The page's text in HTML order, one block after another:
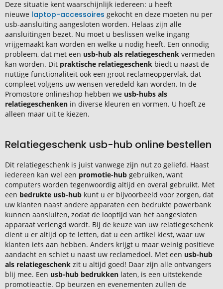
Deze situatie kent waarschijnlijk iedereen: u heeft
nieuwe laptop-accessoires gekocht en deze moeten nu per
usb-aansluiting aangesloten worden. Helaas zijn alle
aansluitingen bezet. Nu moet u beslissen welke ingang
vrijgemaakt kan worden en welke u nodig heeft. Een onnodig
probleem, dat met een usb-hub als relatiegeschenk vermeden
kan worden. Dit praktische relatiegeschenk biedt u naast de
nuttige functionaliteit ook een groot reclameoppervlak, dat
compleet volgens uw wensen veredeld kan worden. In de
Promostore onlineshop hebben we usb-hubs als
relatiegeschenken in diverse kleuren en vormen. U hoeft ze
alleen maar uit te kiezen.
Relatiegeschenk usb-hub online bestellen
Dit relatiegeschenk is juist vanwege zijn nut zo geliefd. Haast
iedereen kan wel een promotie-hub gebruiken, want
computers worden tegenwoordig altijd en overal gebruikt. Met
een bedrukte usb-hub kunt u er bijvoorbeeld voor zorgen, dat
uw klanten naast andere apparaten een bedrukte powerbank
kunnen aansluiten, zodat de looptijd van het aangesloten
apparaat verlengd wordt. Bij de keuze van uw relatiegeschenk
dient u er altijd op te letten, dat u een artikel kiest, waar uw
klanten iets aan hebben. Anders krijgt u maar weinig positieve
aandacht en schiet u naast uw reclamedoel. Met een usb-hub
als relatiegeschenk zit u altijd goed! Daar zijn alle ontvangers
blij mee. Een usb-hub bedrukken laten, is een uitstekende
promotieactie. Op beurzen en evenementen zullen de